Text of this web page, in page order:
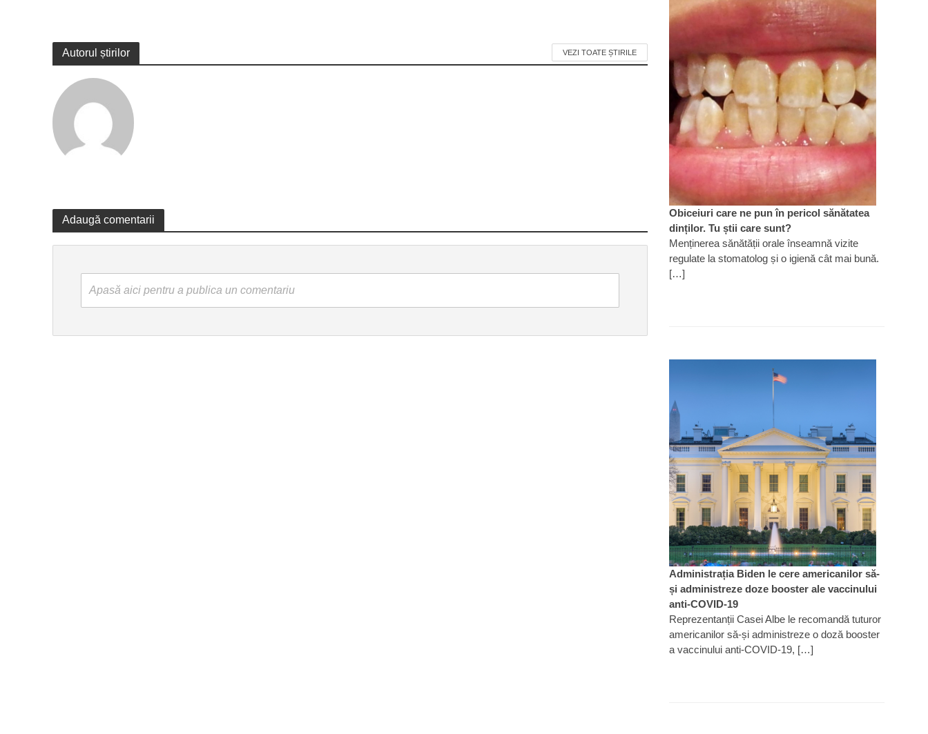
Autorul știrilor VEZI TOATE ȘTIRILE
Adaugă comentarii
Apasă aici pentru a publica un comentariu
Obiceiuri care ne pun în pericol sănătatea
dinților. Tu știi care sunt?
Menținerea sănătății orale înseamnă vizite
regulate la stomatolog și o igienă cât mai bună.
[…]
Administrația Biden le cere americanilor să-
și administreze doze booster ale vaccinului
anti-COVID-19
Reprezentanții Casei Albe le recomandă tuturor
americanilor să-și administreze o doză booster
a vaccinului anti-COVID-19, […]